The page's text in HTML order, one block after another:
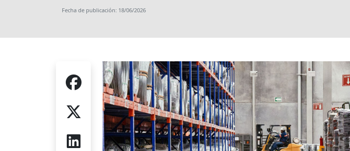
Fecha de publicación: 18/06/2026